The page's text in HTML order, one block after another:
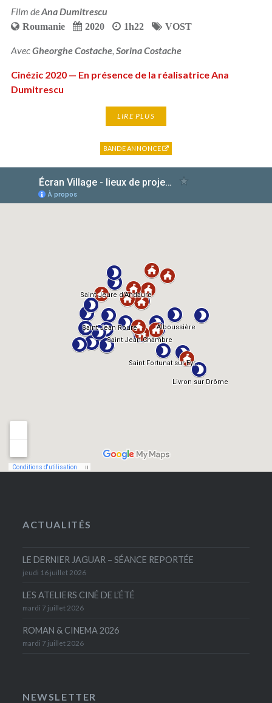
Film deAna Dumitrescu
Roumanie 2020 1h22 VOST
AvecGheorghe Costache, Sorina Costache
Cinézic 2020 — En présence de la réalisatrice Ana
Dumitrescu
LIRE PLUS
BANDE ANNONCE
ACTUALITÉS
LE DERNIER JAGUAR – SÉANCE REPORTÉE
jeudi 16 juillet 2026
LES ATELIERS CINÉ DE L’ÉTÉ
mardi 7 juillet 2026
ROMAN & CINEMA 2026
mardi 7 juillet 2026
NEWSLETTER